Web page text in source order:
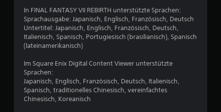
r
In FINAL FANTASY VII REBIRTH unterstützte Sprachen:
Sprachausgabe: Japanisch, Englisch, Französisch, Deutsch
Untertitel: Japanisch, Englisch, Französisch, Deutsch,
Italienisch, Spanisch, Portugiesisch (brasilianisch), Spanisch
(lateinamerikanisch)
Im Square Enix Digital Content Viewer unterstützte
Sprachen:
Japanisch, Englisch, Französisch, Deutsch, Italienisch,
Spanisch, traditionelles Chinesisch, vereinfachtes
Chinesisch, Koreanisch